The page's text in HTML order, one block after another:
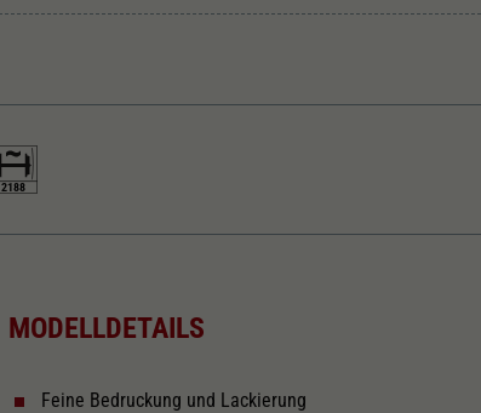
2188
MODELLDETAILS
Feine Bedruckung und Lackierung
Einstellungen,